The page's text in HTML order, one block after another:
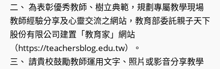
二、 為表彰優秀教師、樹立典範，規劃專屬教學現場
教師經驗分享及心靈交流之網站，教育部委託親子天下
股份有限公司建置「教育家」網站
（https://teachersblog.edu.tw）。
三、 請貴校鼓勵教師運用文字、照片或影音分享教學